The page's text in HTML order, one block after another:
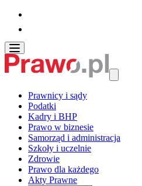
Prawnicy i sądy
Podatki
Kadry i BHP
Prawo w biznesie
Samorząd i administracja
Szkoły i uczelnie
Zdrowie
Prawo dla każdego
Akty Prawne